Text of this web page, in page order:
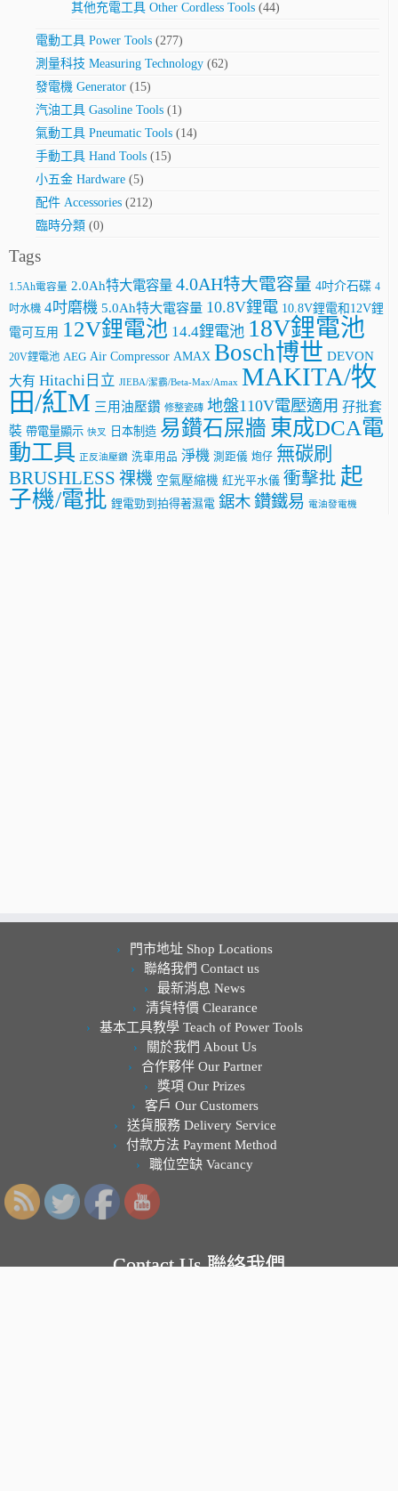
其他充電工具 Other Cordless Tools (44)
電動工具 Power Tools (277)
測量科技 Measuring Technology (62)
發電機 Generator (15)
汽油工具 Gasoline Tools (1)
氣動工具 Pneumatic Tools (14)
手動工具 Hand Tools (15)
小五金 Hardware (5)
配件 Accessories (212)
臨時分類 (0)
Tags
1.5Ah電容量 2.0Ah特大電容量 4.0AH特大電容量 4吋介石碟 4
吋水機 4吋磨機 5.0Ah特大電容量 10.8V鋰電 10.8V鋰電和12V鋰
電可互用 12V鋰電池 14.4鋰電池 18V鋰電池
20V鋰電池 AEG Air Compressor AMAX Bosch博世 DEVON
大有 Hitachi日立 JIEBA/潔霸/Beta-Max/Amax MAKITA/牧
田/紅M 三用油壓鑽 修整瓷磚 地盤110V電壓適用 孖批套
裝 帶電量顯示 快叉 日本制造 易鑽石屎牆 東成DCA電
動工具
正反油壓鑽 洗車用品 淨機 測距儀 炮仔 無碳刷
BRUSHLESS 祼機 空氣壓縮機 紅光平水儀 衝擊批 起
子機/電批 鋰電勁到拍得著濕電 鋸木 鑽鐵易 電油發電機
門市地址 Shop Locations
聯絡我們 Contact us
最新消息 News
清貨特價 Clearance
基本工具教學 Teach of Power Tools
關於我們 About Us
合作夥伴 Our Partner
獎項 Our Prizes
客戶 Our Customers
送貨服務 Delivery Service
付款方法 Payment Method
職位空缺 Vacancy
Contact Us 聯絡我們